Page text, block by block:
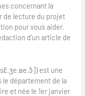
concernant la
de lecture du projet
pour vous aider.
d’un article de
est une
département de la
et née le 1er janvier